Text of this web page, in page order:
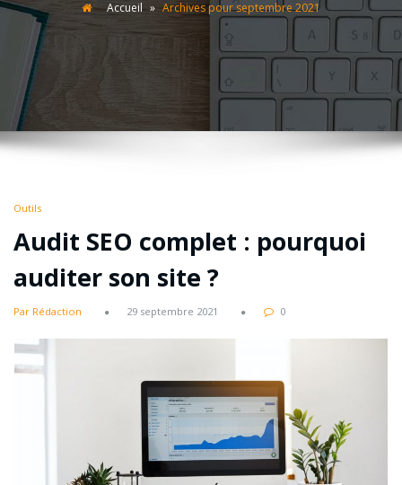
Accueil » Archives pour septembre 2021
Outils
Audit SEO complet : pourquoi
auditer son site ?
Par Rédaction 29 septembre 2021 0